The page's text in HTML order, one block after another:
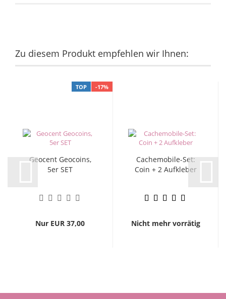
Zu diesem Produkt empfehlen wir Ihnen:
TOP -17%
Geocent Geocoins,
5er SET
Nur EUR 37,00
Cachemobile-Set:
Coin + 2 Aufkleber
Nicht mehr vorrätig